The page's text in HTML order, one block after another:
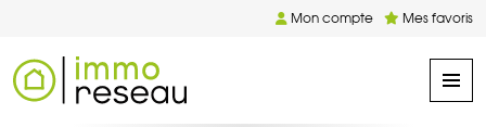
Mon compte Mes favoris